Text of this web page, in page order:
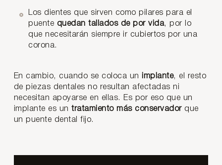
Los dientes que sirven como pilares para el
puente quedan tallados de por vida, por lo
que necesitarán siempre ir cubiertos por una
corona.
En cambio, cuando se coloca un implante, el resto
de piezas dentales no resultan afectadas ni
necesitan apoyarse en ellas. Es por eso que un
implante es un tratamiento más conservadorque
un puente dental fijo.